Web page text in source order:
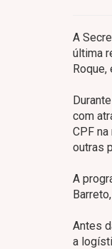
A
última
Roque,
com
CPF
outras
A
Antes
a